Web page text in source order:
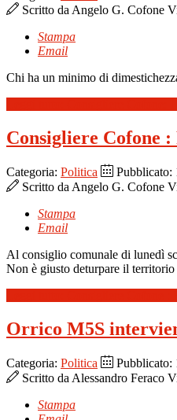
Scritto da Angelo G. Cofone
Stampa
Email
Chi ha un minimo di
Consigliere Cofone
Categoria: Politica
Pubblicato:
Scritto da Angelo G. Cofone
Stampa
Email
Al consiglio comunale di lunedì
Non è giusto deturpare il
Orrico M5S
Categoria: Politica
Pubblicato:
Scritto da Alessandro Feraco
Stampa